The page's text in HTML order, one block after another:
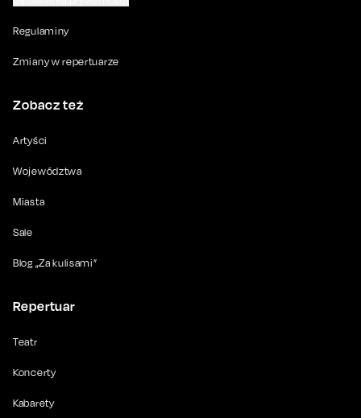
Regulaminy
Zmiany w repertuarze
Zobacz też
Artyści
Województwa
Miasta
Sale
Blog „Za kulisami”
Repertuar
Teatr
Koncerty
Kabarety